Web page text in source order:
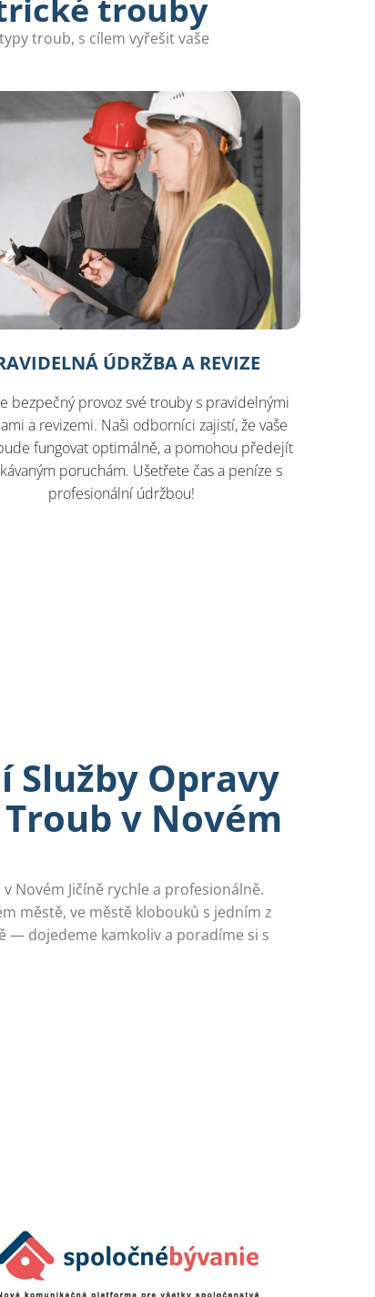
trouby
troub, s cílem vyřešit vaše
ÚDRŽBA A REVIZE
bezpečný provoz své trouby s pravidelnými
a revizemi. Naši odborníci zajistí, že vaše
fungovat optimálně, a pomohou předejít
poruchám. Ušetřete čas a peníze s
profesionální údržbou!
Služby Opravy
v Novém
Novém Jičíně rychle a profesionálně.
městě, ve městě klobouků s jedním z
— dojedeme kamkoliv a poradíme si s